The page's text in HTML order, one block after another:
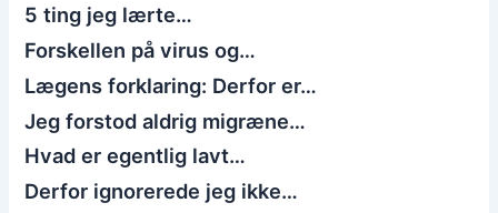
5 ting jeg lærte…
Forskellen på virus og…
Lægens forklaring: Derfor er…
Jeg forstod aldrig migræne…
Hvad er egentlig lavt…
Derfor ignorerede jeg ikke…